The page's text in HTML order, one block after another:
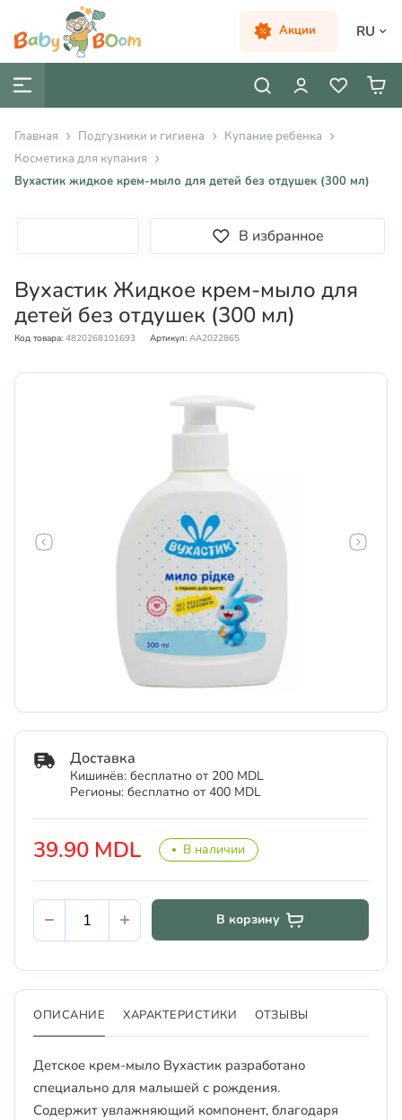
Акции RU
Главная Подгузники и гигиена
Купание ребенка
Косметика для купания
Вухастик жидкое крем-мыло для детей без отдушек (300 мл)
В избранное
Вухастик Жидкое крем-мыло для
детей без отдушек (300 мл)
Код товара: 4820268101693 Артикул: AA2022865
39.90 MDL В наличии
Доставка
Кишинёв: бесплатно от 200 MDL
Регионы: бесплатно от 400 MDL
В корзину
ОПИСАНИЕ ХАРАКТЕРИСТИКИ ОТЗЫВЫ
Детское крем-мыло Вухастик разработано
специально для малышей с рождения.
Содержит увлажняющий компонент, благодаря